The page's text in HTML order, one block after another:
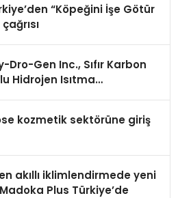
“Köpeğini İşe Götür
Dro-Gen Inc., Sıfır Karbon
Hidrojen Isıtma
kozmetik sektörüne giriş
akıllı iklimlendirmede yeni
Plus Türkiye’de